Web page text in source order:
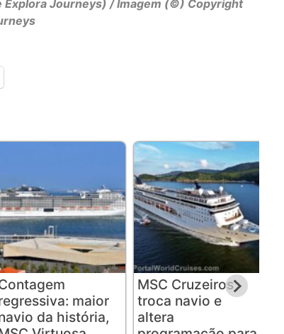
Journeys) / Imagem (©) Copyright
maior
da história,
MSC Cruzeiros
troca navio e
altera